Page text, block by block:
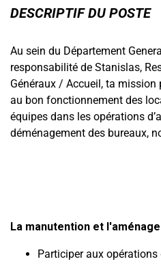
DESCRIPTIFDU POSTE
Au sein du Département
responsabilité de Stanislas,
Généraux / Accueil, ta
au bon fonctionnement des
équipes dans les opérations
déménagement des bureaux,
La manutention et
Participer aux